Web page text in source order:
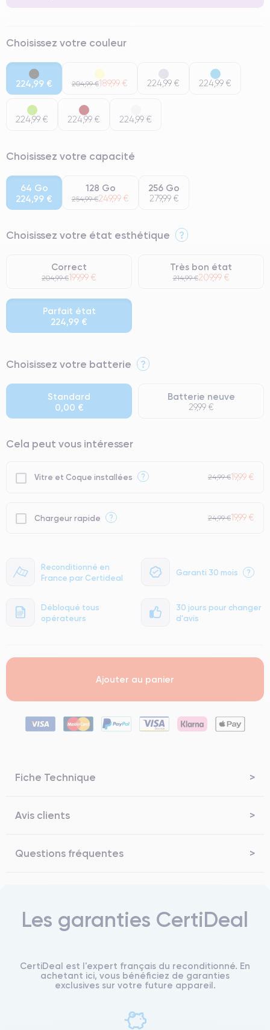
Reconditionné en
France par Certideal
Garanti 30 mois ?
Débloqué tous
opérateurs
30 jours pour changer
d'avis
Choisissez votre couleur
224,99 € 204,99 €189,99 € 224,99 € 224,99 €
224,99 € 224,99 € 224,99 €
Choisissez votre capacité
64 Go
224,99 €
128 Go
254,99 €249,99 €
256 Go
279,99 €
Choisissez votre état esthétique ?
Correct
204,99 €199,99 €
Très bon état
214,99 €209,99 €
Parfait état
224,99 €
⭐ Premium
● Batterie : usage intensif.
● Seuls 5% de nos téléphones ont un grade Premium.
Choisissez votre batterie ?
Standard
0,00 €
Batterie neuve
29,99 €
Cela peut vous intéresser
Vitre et Coque installées ? 24,99 €19,99 €
Chargeur rapide ? 24,99 €19,99 €
Ajouter au panier
Fiche Technique
Avis clients
Questions fréquentes
Les garanties CertiDeal
CertiDeal est l'expert français du reconditionné. En
achetant ici, vous bénéficiez de garanties
exclusives sur votre future appareil.